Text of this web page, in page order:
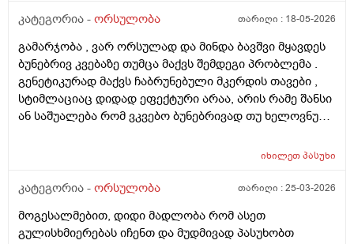
კატეგორია - ორსულობა თარიღი : 18-05-2026
გამარჯობა , ვარ ორსულად და მინდა ბავშვი მყავდეს
ბუნებრივ კვებაზე თუმცა მაქვს შემდეგი პრობლემა .
გენეტიკურად მაქვს ჩაბრუნებული მკერდის თავები ,
სტიმლაციაც დიდად ეფექტური არაა, არის რამე შანსი
ან საშუალება რომ ვკვებო ბუნებრივად თუ ხელოვნური
იხილეთპასუხი
კატეგორია - ორსულობა თარიღი :25-03-2026
მოგესალმებით, დიდი მადლობა რომ ასეთ
გულისხმიერებას იჩენთ და მუდმივად პასუხობთ